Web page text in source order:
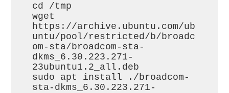
cd /tmp
wget
https://archive.ubuntu.com/ub
untu/pool/restricted/b/broadc
om-sta/broadcom-sta-
dkms_6.30.223.271-
23ubuntu1.2_all.deb
sudo apt install ./broadcom-
sta-dkms_6.30.223.271-